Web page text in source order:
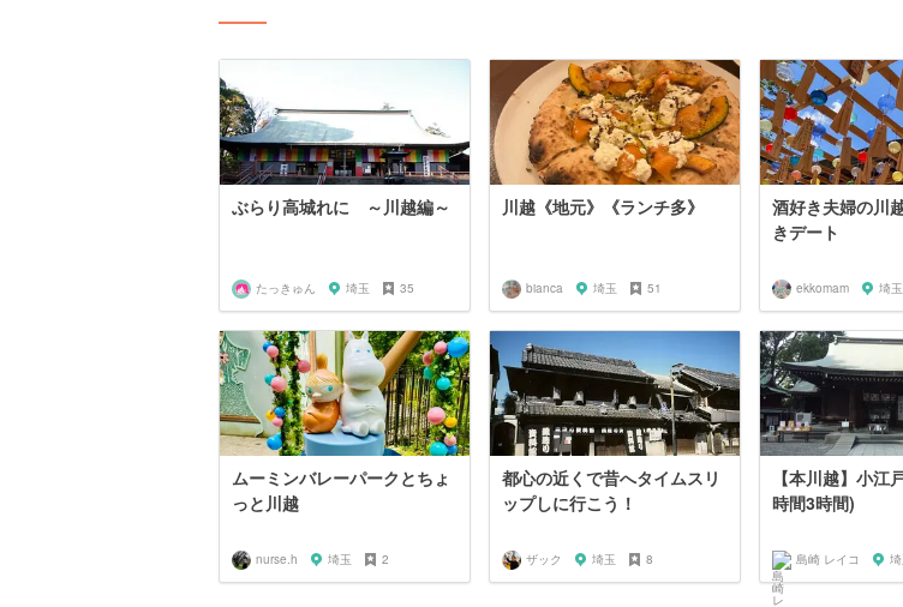
ぶらり高城れに ～川越編～
たっきゅん 埼玉 35
川越《地元》《ランチ多》
bianca 埼玉 51
酒好き夫婦の川
きデート
ekkomam 埼玉
ムーミンバレーパークとちょ
っと川越
nurse.h 埼玉 2
都心の近くで昔へタイムスリ
ップしに行こう！
ザック 埼玉 8
【本川越】小江
時間3時間)
島崎 レイコ